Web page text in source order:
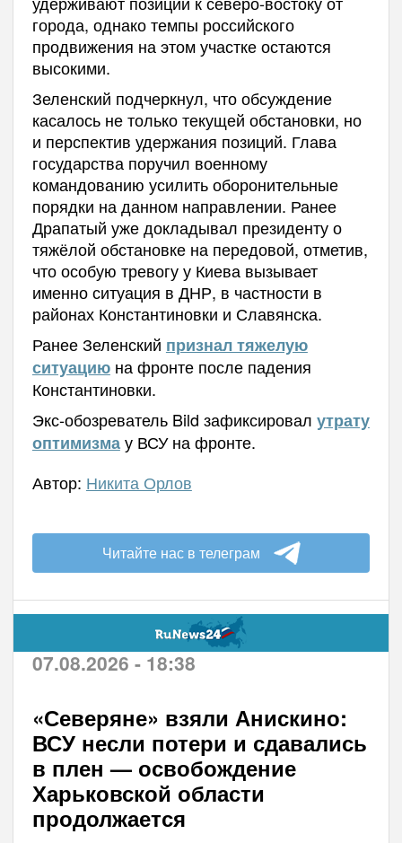
города, однако темпы российского
продвижения на этом участке остаются
высокими.
Зеленский подчеркнул, что обсуждение
касалось не только текущей обстановки, но
и перспектив удержания позиций. Глава
государства поручил военному
командованию усилить оборонительные
порядки на данном направлении. Ранее
Драпатый уже докладывал президенту о
тяжёлой обстановке на передовой, отметив,
что особую тревогу у Киева вызывает
именно ситуация в ДНР, в частности в
районах Константиновки и Славянска.
Ранее Зеленский признал тяжелую
ситуациюна фронте после падения
Константиновки.
Экс-обозреватель Bild зафиксировал утрату
оптимизмау ВСУ на фронте.
Автор: Никита Орлов
Читайте нас в телеграм
07.08.2026 - 18:38
«Северяне» взяли Анискино:
ВСУ несли потери и сдавались
в плен — освобождение
Харьковской области
продолжается